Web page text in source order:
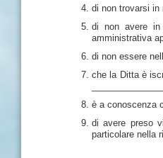
di non trovarsi in
di non avere in
amministrativa
di non essere
che la Ditta è
è a conoscenza
di avere preso
particolare nella